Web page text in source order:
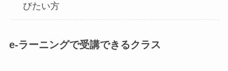
びたい方
e-ラーニングで受講できるクラス